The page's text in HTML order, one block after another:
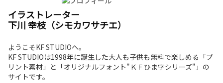
イラストレーター
下川 幸枝（シモカワサチエ）
ようこそKF STUDIOへ。
KF STUDIOは1998年に誕生した大人も子供も無料で楽しめる「プ
リント素材」と「オリジナルフォント"ＫＦひま字シリーズ"」の
サイトです。